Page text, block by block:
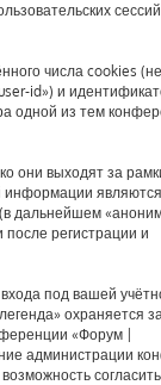
числа cookies
id») и
одной из тем
они выходят за
информации
дальнейшем
регистрации и
под вашей
охраняется
«Форум |
администрации